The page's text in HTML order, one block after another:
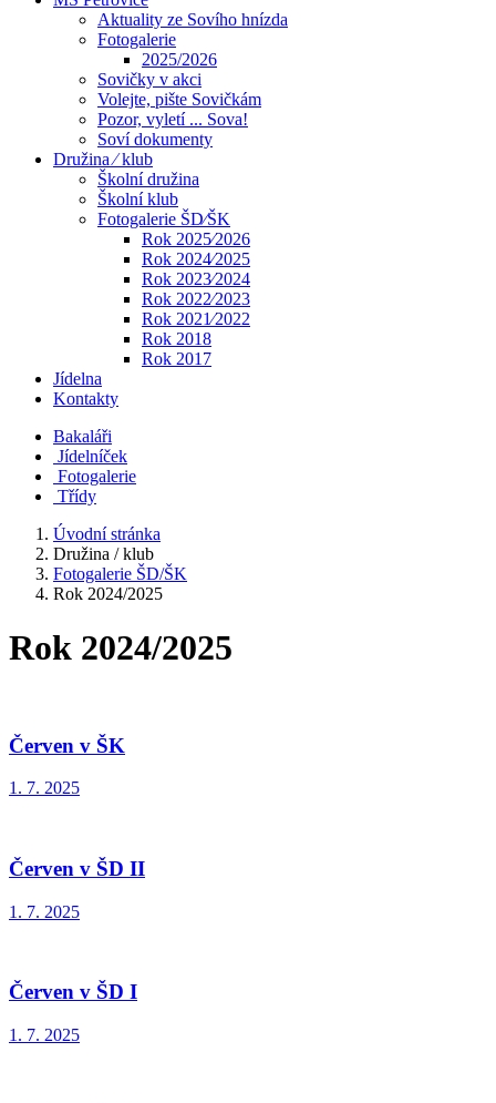
Aktuality ze Sovího hnízda
Fotogalerie
2025/2026
Sovičky v akci
Volejte, pište Sovičkám
Pozor, vyletí ... Sova!
Soví dokumenty
Družina ⁄ klub
Školní družina
Školní klub
Fotogalerie ŠD⁄ŠK
Rok 2025⁄2026
Rok 2024⁄2025
Rok 2023⁄2024
Rok 2022⁄2023
Rok 2021⁄2022
Rok 2018
Rok 2017
Jídelna
Kontakty
Bakaláři
Jídelníček
Fotogalerie
Třídy
Úvodní stránka
Družina / klub
Fotogalerie ŠD/ŠK
Rok 2024/2025
Rok 2024/2025
Červen v ŠK
1. 7. 2025
Červen v ŠD II
1. 7. 2025
Červen v ŠD I
1. 7. 2025